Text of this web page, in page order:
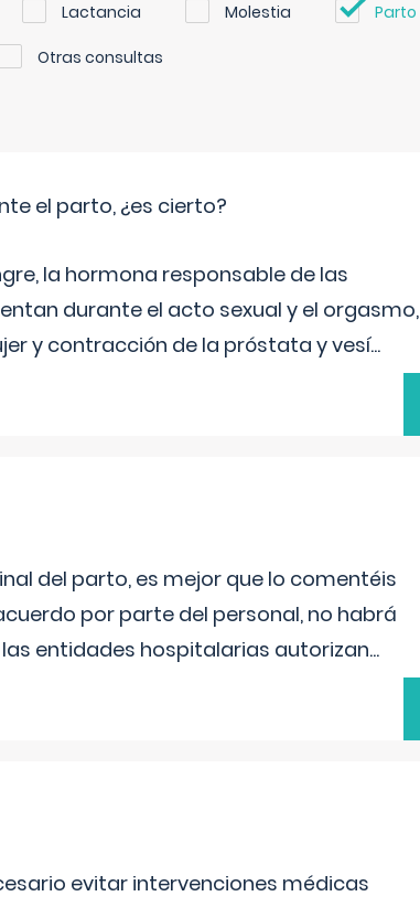
Lactancia Molestia Parto
Otras consultas
el parto, ¿es cierto?
la hormona responsable de las
durante el acto sexual y el orgasmo,
y contracción de la próstata y vesí...
del parto, es mejor que lo comentéis
por parte del personal, no habrá
entidades hospitalarias autorizan...
evitar intervenciones médicas